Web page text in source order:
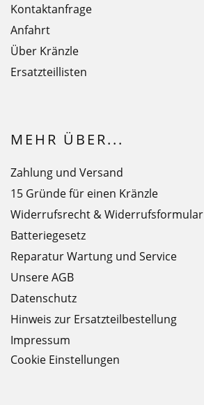
Kontaktanfrage
Anfahrt
Über Kränzle
Ersatzteillisten
MEHR ÜBER...
Zahlung und Versand
15 Gründe für einen Kränzle
Widerrufsrecht & Widerrufsformular
Batteriegesetz
Reparatur Wartung und Service
Unsere AGB
Datenschutz
Hinweis zur Ersatzteilbestellung
Impressum
Cookie Einstellungen